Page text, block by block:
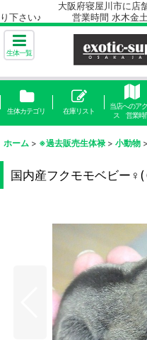
大阪府寝屋川市に店舗をオ
り下さい♪ 営業時間 水木金土
生体一覧
生体カテゴリ 在庫リスト
当店へのア
ス 営業時
ホーム > ※過去販売生体禄 > 小動物 >
国内産フクモモベビー♀(